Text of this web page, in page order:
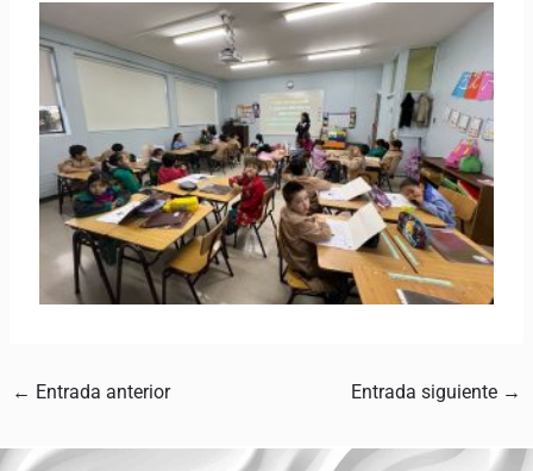
← Entrada anterior Entrada siguiente →